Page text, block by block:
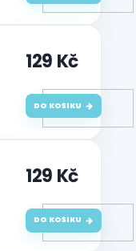
129 Kč
DO KOŠÍKU
129 Kč
DO KOŠÍKU